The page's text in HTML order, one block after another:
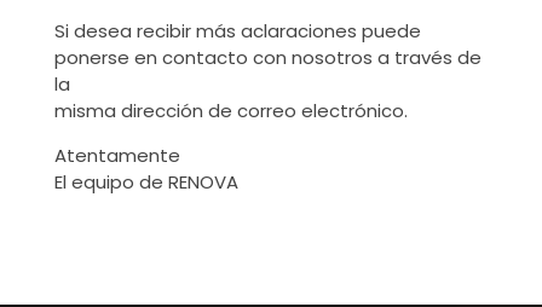
Si desea recibir más aclaraciones puede
ponerse en contacto con nosotros a través de
la
misma dirección de correo electrónico.
Atentamente
El equipo de RENOVA